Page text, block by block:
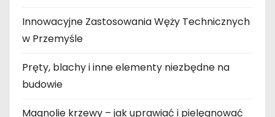
Innowacyjne Zastosowania Węży Technicznych
w Przemyśle
Pręty, blachy i inne elementy niezbędne na
budowie
Magnolie krzewy – jak uprawiać i pielęgnować